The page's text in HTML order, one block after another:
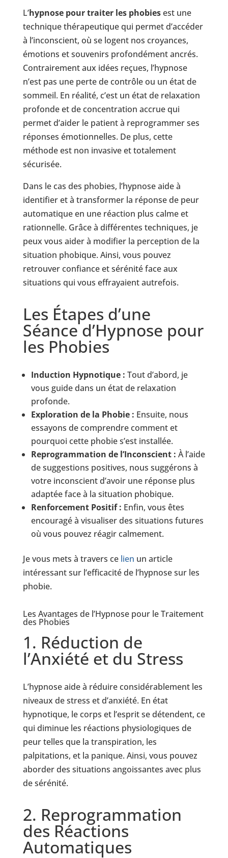
L’hypnose pour traiter les phobiesest une
technique thérapeutique qui permet d’accéder
à l’inconscient, où se logent nos croyances,
émotions et souvenirs profondément ancrés.
Contrairement aux idées reçues, l’hypnose
n’est pas une perte de contrôle ou un état de
sommeil. En réalité, c’est un état de relaxation
profonde et de concentration accrue qui
permet d’aider le patient à reprogrammer ses
réponses émotionnelles. De plus, cette
méthode est non invasive et totalement
sécurisée.
Dans le cas des phobies, l’hypnose aide à
identifier et à transformer la réponse de peur
automatique en une réaction plus calme et
rationnelle. Grâce à différentes techniques, je
peux vous aider à modifier la perception de la
situation phobique. Ainsi, vous pouvez
retrouver confiance et sérénité face aux
situations qui vous effrayaient autrefois.
Les Étapes d’une
Séance d’Hypnose pour
les Phobies
Induction Hypnotique : Tout d’abord, je
vous guide dans un état de relaxation
profonde.
Exploration de la Phobie : Ensuite, nous
essayons de comprendre comment et
pourquoi cette phobie s’est installée.
Reprogrammation de l’Inconscient : À l’aide
de suggestions positives, nous suggérons à
votre inconscient d’avoir une réponse plus
adaptée face à la situation phobique.
Renforcement Positif : Enfin, vous êtes
encouragé à visualiser des situations futures
où vous pouvez réagir calmement.
Je vous mets à travers ce lien un article
intéressant sur l’efficacité de l’hypnose sur les
phobie.
Les Avantages de l’Hypnose pour le Traitement
des Phobies
1. Réduction de
l’Anxiété et du Stress
L’hypnose aide à réduire considérablement les
niveaux de stress et d’anxiété. En état
hypnotique, le corps et l’esprit se détendent, ce
qui diminue les réactions physiologiques de
peur telles que la transpiration, les
palpitations, et la panique. Ainsi, vous pouvez
aborder des situations angoissantes avec plus
de sérénité.
2. Reprogrammation
des Réactions
Automatiques